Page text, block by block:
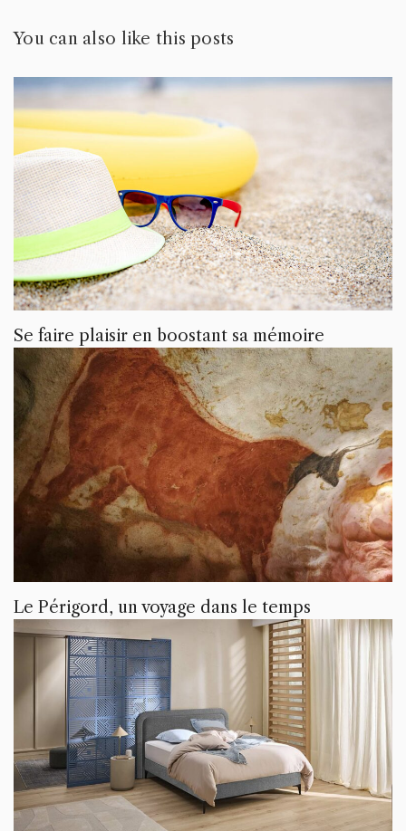
You can also like this posts
Se faire plaisir en boostant sa mémoire
Le Périgord, un voyage dans le temps